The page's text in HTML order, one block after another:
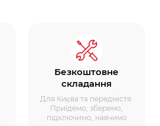
Безкоштовне
складання
Для Києва та передмістя.
Приїдемо, зберемо,
підключимо, навчимо